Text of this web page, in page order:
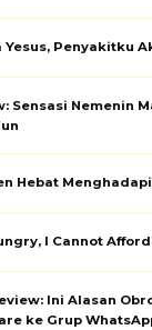
Yesus, Penyakitku
Sensasi Nemenin
Hebat
I Cannot
Ini Alasan
ke Grup